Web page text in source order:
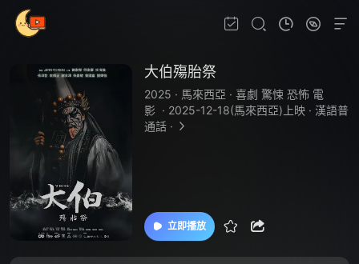
大伯殤胎祭
2025 · 馬來西亞 · 喜劇 驚悚 恐怖 電
影 · 2025-12-18(馬來西亞)上映 · 漢語普
通話 ·
立即播放